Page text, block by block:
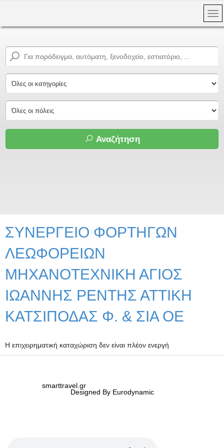
Αναζήτηση
ΣΥΝΕΡΓΕΙΟ ΦΟΡΤΗΓΩΝ
ΛΕΩΦΟΡΕΙΩΝ
ΜΗΧΑΝΟΤΕΧΝΙΚΗ ΑΓΙΟΣ
ΙΩΑΝΝΗΣ ΡΕΝΤΗΣ ΑΤΤΙΚΗ
ΚΑΤΣΙΠΟΔΑΣ Φ. & ΣΙΑ ΟΕ
Η επιχειρηματική καταχώριση δεν είναι πλέον ενεργή
smarttravel.gr
Designed By Eurodynamic